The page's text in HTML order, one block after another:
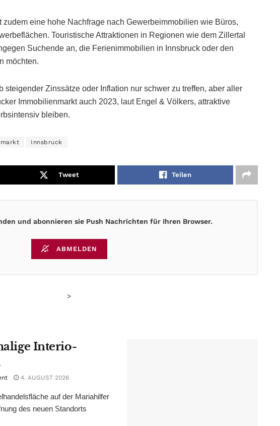
zudem eine hohe Nachfrage nach Gewerbeimmobilien wie Büros,
Touristische Attraktionen in Regionen wie dem Zillertal
Suchende an, die Ferienimmobilien in Innsbruck oder den
möchten.
steigender Zinssätze oder Inflation nur schwer zu treffen, aber aller
Immobilienmarkt auch 2023, laut Engel & Völkers, attraktive
bleiben.
Innsbruck
Tweet Teilen
und abonnieren sie Push Nachrichten für Ihren Browser.
ABMELDEN
>
Interio-
4. AUGUST 2026
auf der Mariahilfer
des neuen Standorts